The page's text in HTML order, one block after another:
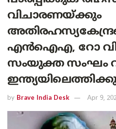
വിചാരണയ്ക്കും
എൻഐഎ, റോ
സംയുക്ത സംഘം
by Brave India Desk Apr 9,